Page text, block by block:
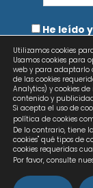
He leído
Copyright ©
Utilizamos cookies
Usamos cookies
web y para adaptarlo
de las cookies
Analytics) y cookies
contenido y
Si acepta el uso de
política de cookies
De lo contrario, tiene
cookies" qué tipos de
cookies requeridas
Por favor, consulte